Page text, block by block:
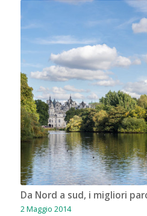
Da Nord a sud, i migliori
2 Maggio 2014